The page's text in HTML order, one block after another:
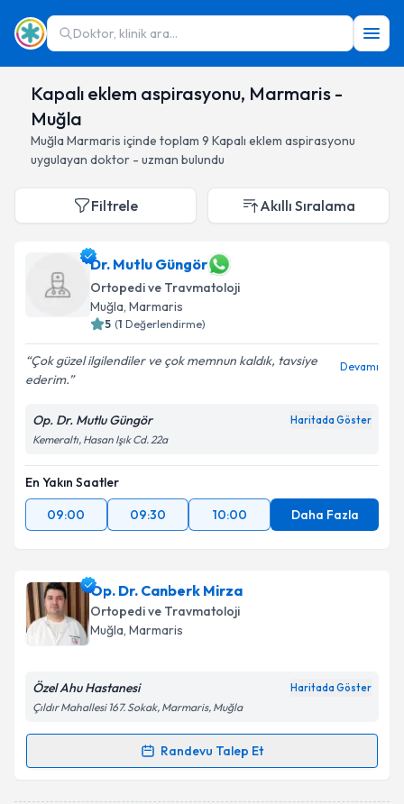
Doktor, klinik ara...
Kapalı eklem aspirasyonu, Marmaris -
Muğla
Muğla Marmaris içinde toplam 9 Kapalı eklem aspirasyonu
uygulayan doktor - uzman bulundu
Filtrele Akıllı Sıralama
Dr. Mutlu Güngör
Ortopedi ve Travmatoloji
Muğla, Marmaris
5 (1 Değerlendirme)
Çok güzel ilgilendiler ve çok memnun kaldık, tavsiye
ederim.
Devamı
Op. Dr. Mutlu Güngör Haritada Göster
Kemeraltı, Hasan Işık Cd. 22a
En Yakın Saatler
09:00
09:30 10:00 Daha Fazla
Op. Dr. Canberk Mirza
Ortopedi ve Travmatoloji
Muğla, Marmaris
Özel Ahu Hastanesi Haritada Göster
Çıldır Mahallesi 167. Sokak, Marmaris, Muğla
Randevu Talep Et
Randevu Takvimi Talebi